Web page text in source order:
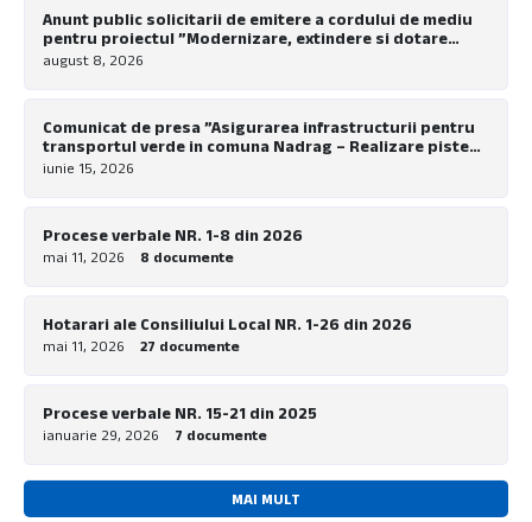
Anunt public solicitarii de emitere a cordului de mediu
pentru proiectul ”Modernizare, extindere si dotare
tabara de copii Nadrag”
august 8, 2026
Comunicat de presa ”Asigurarea infrastructurii pentru
transportul verde in comuna Nadrag – Realizare piste
pentru biciclete la nivel local”
iunie 15, 2026
Procese verbale NR. 1-8 din 2026
mai 11, 2026 8 documente
Hotarari ale Consiliului Local NR. 1-26 din 2026
mai 11, 2026 27 documente
Procese verbale NR. 15-21 din 2025
ianuarie 29, 2026 7 documente
MAI MULT